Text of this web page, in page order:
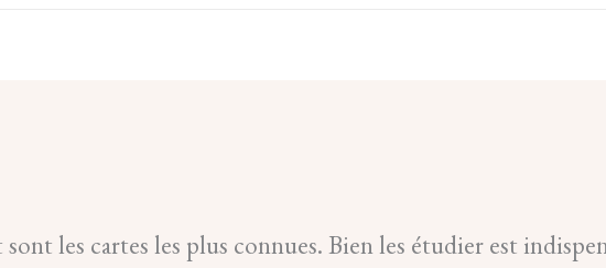
sont les cartes les plus connues. Bien les étudier est